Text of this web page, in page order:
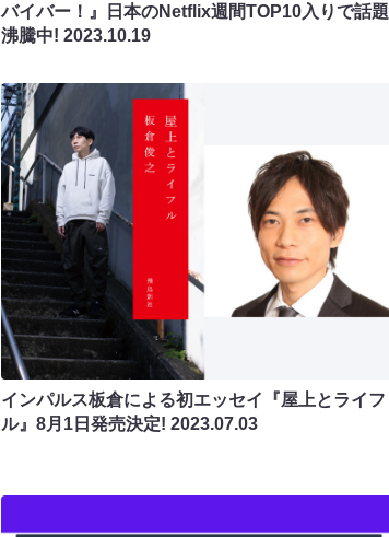
バイバー！』日本のNetflix週間TOP10入りで話題
沸騰中!2023.10.19
インパルス板倉による初エッセイ『屋上とライフ
ル』8月1日発売決定!2023.07.03